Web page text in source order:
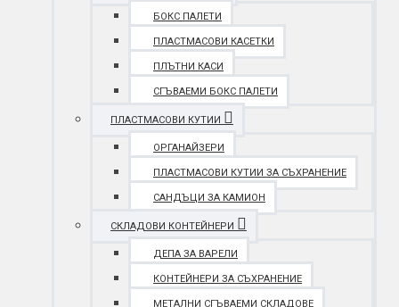
БОКС ПАЛЕТИ
ПЛАСТМАСОВИ КАСЕТКИ
ПЛЪТНИ КАСИ
СГЪВАЕМИ БОКС ПАЛЕТИ
ПЛАСТМАСОВИ КУТИИ
ОРГАНАЙЗЕРИ
ПЛАСТМАСОВИ КУТИИ ЗА СЪХРАНЕНИЕ
САНДЪЦИ ЗА КАМИОН
СКЛАДОВИ КОНТЕЙНЕРИ
ДЕПА ЗА ВАРЕЛИ
КОНТЕЙНЕРИ ЗА СЪХРАНЕНИЕ
МЕТАЛНИ СГЪВАЕМИ СКЛАДОВЕ